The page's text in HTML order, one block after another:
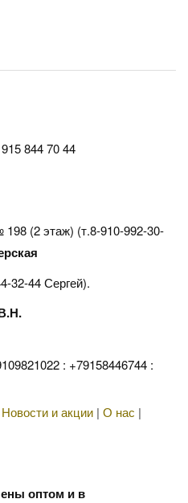
844 70 44
(2 этаж) (т.8-910-992-30-
32-44 Сергей).
: +79158446744 :
Новости и акции | О нас |
оптом и в